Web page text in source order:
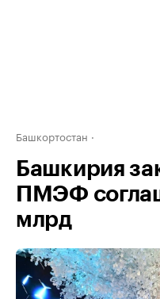
Башкортостан
Башкирия
ПМЭФ
млрд